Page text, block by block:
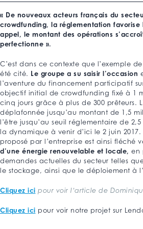
« De nouveaux acteurs français du
crowdfunding, la réglementation favorise
appel, le montant des opérations
perfectionne ».
C’est dans ce contexte que l’exemple de
été cité. Le groupe a su saisir l’occasion
l’aventure du financement participatif
objectif initial de crowdfunding fixé à 1
cinq jours grâce à plus de 300 prêteurs.
déplafonnée jusqu’au montant de 1,5
l’être jusqu’au seuil réglementaire de
la dynamique à venir d’ici le 2 juin 2017.
proposé par l’entreprise est ainsi fléché
d’une énergie renouvelable et locale, en
demandes actuelles du secteur telles
le stockage, ainsi que le déploiement à
Cliquez ici pour voir l’article de
Cliquez ici pour voir notre projet sur